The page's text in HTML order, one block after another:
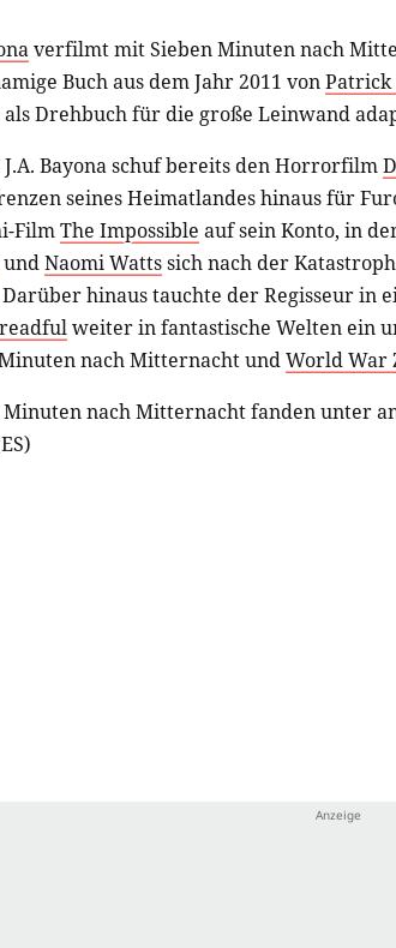
verfilmt mit Sieben Minuten nach
Buch aus dem Jahr 2011 vonPatrick
Drehbuch für die große Leinwand
Bayona schuf bereits den Horrorfilm
seines Heimatlandes hinaus für
FilmThe Impossible auf sein Konto, in
undNaomi Wattssich nach der
hinaus tauchte der Regisseur in
weiter in fantastische Welten ein
nach Mitternacht undWorld War
nach Mitternacht fanden unter